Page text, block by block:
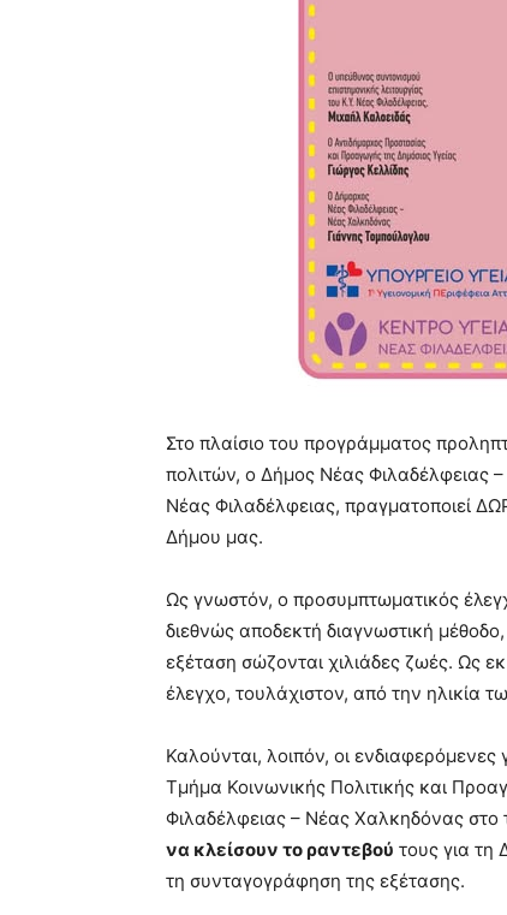
Στο πλαίσιο του προγράμματος
πολιτών, ο Δήμος Νέας Φιλαδέλφειας
Νέας Φιλαδέλφειας, πραγματοποιεί
Δήμου μας.
Ως γνωστόν, ο προσυμπτωματικός
διεθνώς αποδεκτή διαγνωστική
εξέταση σώζονται χιλιάδες ζωές. Ως
έλεγχο, τουλάχιστον, από την ηλικία
Καλούνται, λοιπόν, οι
Τμήμα Κοινωνικής Πολιτικής και
Φιλαδέλφειας – Νέας Χαλκηδόνας
να κλείσουν το ραντεβού τους για τη
τη συνταγογράφηση της εξέτασης.